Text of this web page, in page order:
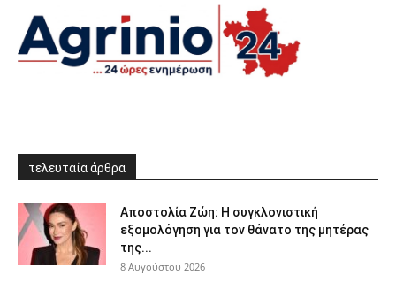
τελευταία άρθρα
Αποστολία Ζώη: Η συγκλονιστική
εξομολόγηση για τον θάνατο της μητέρας
της...
8 Αυγούστου 2026